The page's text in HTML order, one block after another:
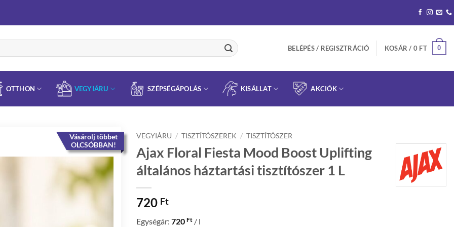
BELÉPÉS / REGISZTRÁCIÓ KOSÁR / 0 FT 0
OTTHON VEGYIÁRU SZÉPSÉGÁPOLÁS KISÁLLAT AKCIÓK
Vásárolj többet
OLCSÓBBAN!
VEGYIÁRU / TISZTÍTÓSZEREK / TISZTÍTÓSZER
Ajax Floral Fiesta Mood Boost Uplifting
általános háztartási tisztítószer 1 L
720 Ft
Egységár: 720 Ft / l